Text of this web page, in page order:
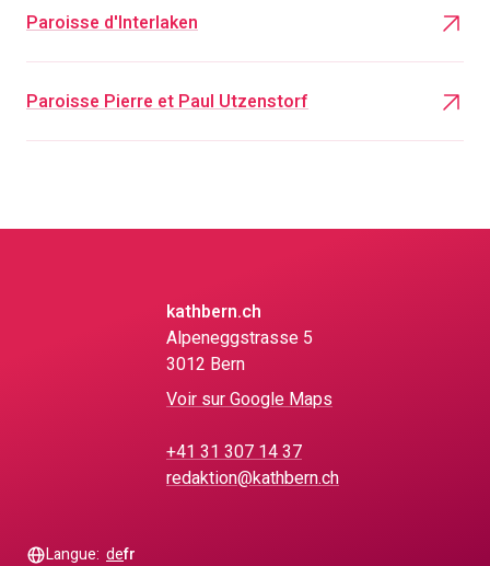
Paroisse d'Interlaken
Paroisse Pierre et Paul Utzenstorf
kathbern.ch
Alpeneggstrasse 5
3012 Bern
Voir sur Google Maps
+41 31 307 14 37
redaktion@kathbern.ch
Langue: defr